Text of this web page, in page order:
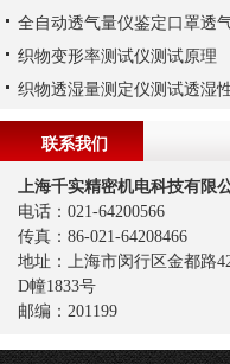
织物变形率测试仪测试原理
联系我们
上海千实精密机电科技有限
电话：021-64200566
传真：86-021-64208466
地址：上海市闵行区金都路
D幢1833号
邮编：201199